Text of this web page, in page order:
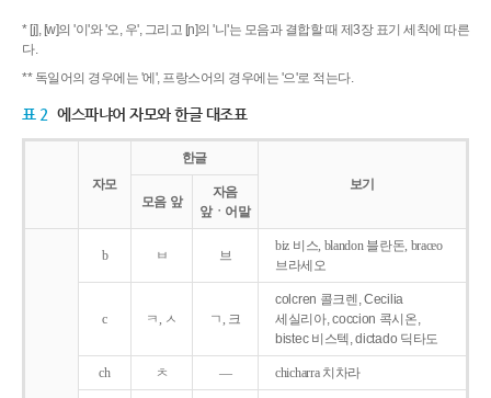
* [j], [w]의 '이'와 '오, 우', 그리고 [ɲ]의 '니'는 모음과 결합할 때 제3장 표기 세칙에 따른
다.
** 독일어의 경우에는 '에', 프랑스어의 경우에는 '으'로 적는다.
표 2 에스파냐어 자모와 한글 대조표
자모
한글
보기
모음 앞
자음
앞ㆍ어말
b ㅂ 브
biz 비스, blandon 블란돈, braceo
브라세오
c ㅋ, ㅅ ㄱ, 크
colcren 콜크렌, Cecilia
세실리아, coccion 콕시온,
bistec 비스텍, dictado 딕타도
ch ㅊ ― chicharra 치차라